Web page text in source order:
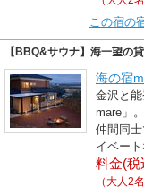
この宿の
【BBQ&サウナ】海一望の
海の宿
金沢と
mare」
仲間同
イベー
料金(税
（大人2